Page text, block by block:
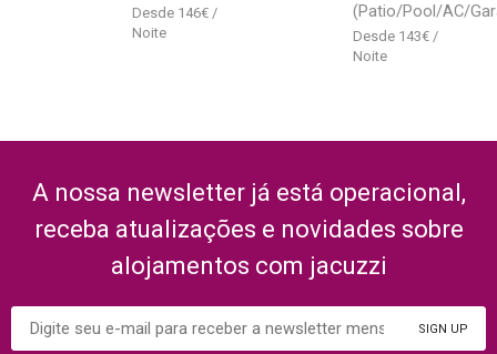
146€
(Patio/Pool/AC/
143€
A nossa newsletter já está operacional,
receba atualizações e novidades sobre
alojamentos com jacuzzi